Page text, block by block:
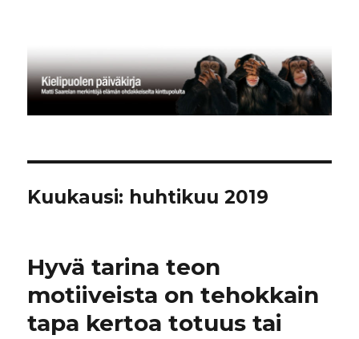
Kuukausi: huhtikuu 2019
Hyvä tarina teon
motiiveista on tehokkain
tapa kertoa totuus tai